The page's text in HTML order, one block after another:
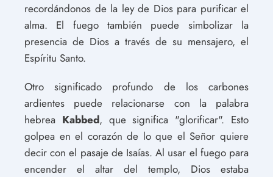
recordándonos de la ley de Dios para purificar el
alma. El fuego también puede simbolizar la
presencia de Dios a través de su mensajero, el
Espíritu Santo.
Otro significado profundo de los carbones
ardientes puede relacionarse con la palabra
hebrea Kabbed, que significa "glorificar". Esto
golpea en el corazón de lo que el Señor quiere
decir con el pasaje de Isaías. Al usar el fuego para
encender el altar del templo, Dios estaba